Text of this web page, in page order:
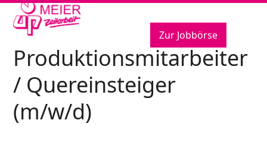
Skip
content
Zur Jobbörse
Open
mobile
menu
Close
mobile
menu
Produktionsmitarbeiter
/ Quereinsteiger
(m/w/d)